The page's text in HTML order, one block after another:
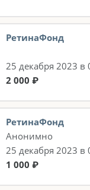
РетинаФонд
25 декабря 2023 в
2 000 ₽
РетинаФонд
Анонимно
25 декабря 2023 в
1 000 ₽